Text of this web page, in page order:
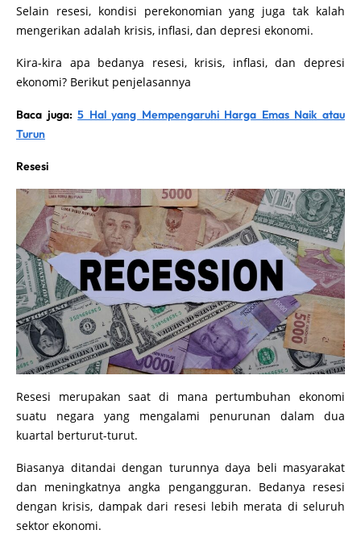
Selain resesi, kondisi perekonomian yang juga tak kalah
mengerikan adalah krisis, inflasi, dan depresi ekonomi.
Kira-kira apa bedanya resesi, krisis, inflasi, dan depresi
ekonomi? Berikut penjelasannya
Baca juga:5 Hal yang Mempengaruhi Harga Emas Naik atau
Turun
Resesi
Resesi merupakan saat di mana pertumbuhan ekonomi
suatu negara yang mengalami penurunan dalam dua
kuartal berturut-turut.
Biasanya ditandai dengan turunnya daya beli masyarakat
dan meningkatnya angka pengangguran. Bedanya resesi
dengan krisis, dampak dari resesi lebih merata di seluruh
sektor ekonomi.